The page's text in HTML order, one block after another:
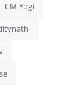
CM Yogi